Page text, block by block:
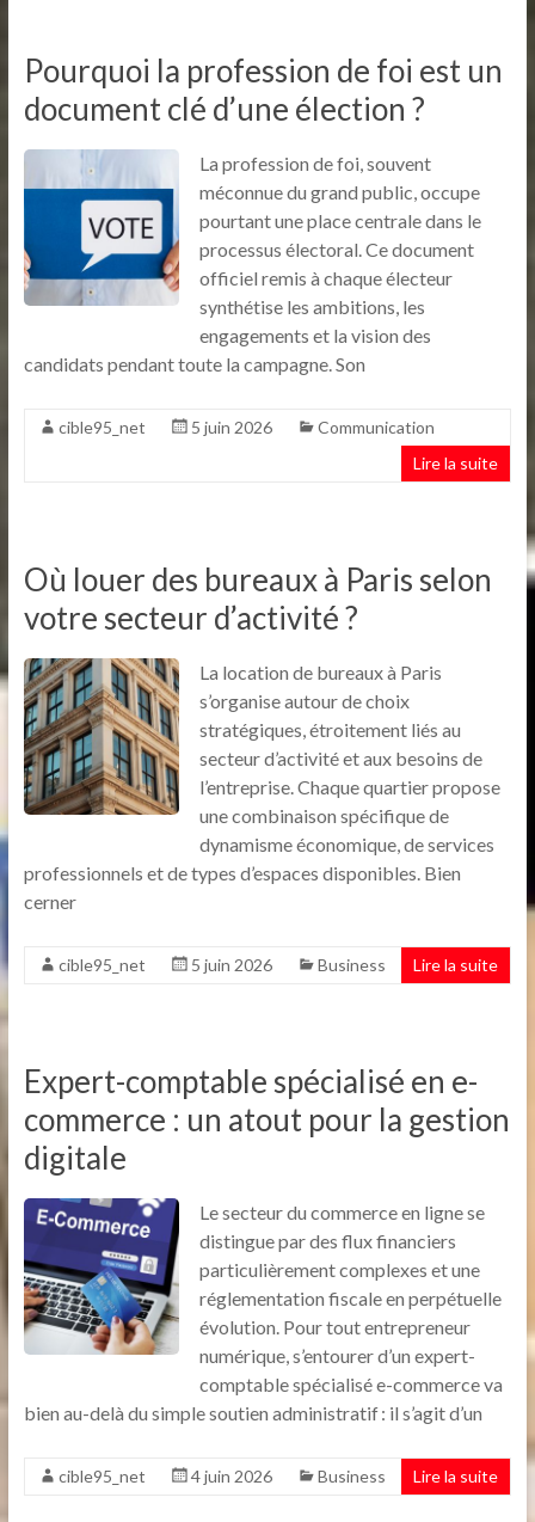
Pourquoi la profession de foi est un
document clé d’une élection ?
La profession de foi, souvent
méconnue du grand public, occupe
pourtant une place centrale dans le
processus électoral. Ce document
officiel remis à chaque électeur
synthétise les ambitions, les
engagements et la vision des
candidats pendant toute la campagne. Son
cible95_net 5 juin 2026
Communication
Lire la suite
Où louer des bureaux à Paris selon
votre secteur d’activité ?
La location de bureaux à Paris
s’organise autour de choix
stratégiques, étroitement liés au
secteur d’activité et aux besoins de
l’entreprise. Chaque quartier propose
une combinaison spécifique de
dynamisme économique, de services
professionnels et de types d’espaces disponibles. Bien
cerner
cible95_net 5 juin 2026 Business Lire la suite
Expert-comptable spécialisé en e-
commerce : un atout pour la gestion
digitale
Le secteur du commerce en ligne se
distingue par des flux financiers
particulièrement complexes et une
réglementation fiscale en perpétuelle
évolution. Pour tout entrepreneur
numérique, s’entourer d’un expert-
comptable spécialisé e-commerce va
bien au-delà du simple soutien administratif : il s’agit d’un
cible95_net 4 juin 2026 Business Lire la suite